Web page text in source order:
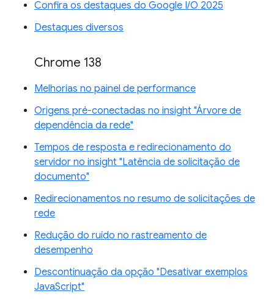
Confira os destaques do Google I/O 2025
Destaques diversos
Chrome 138
Melhorias no painel de performance
Origens pré-conectadas no insight "Árvore de
dependência da rede"
Tempos de resposta e redirecionamento do
servidor no insight "Latência de solicitação de
documento"
Redirecionamentos no resumo de solicitações de
rede
Redução do ruído no rastreamento de
desempenho
Descontinuação da opção "Desativar exemplos
JavaScript"